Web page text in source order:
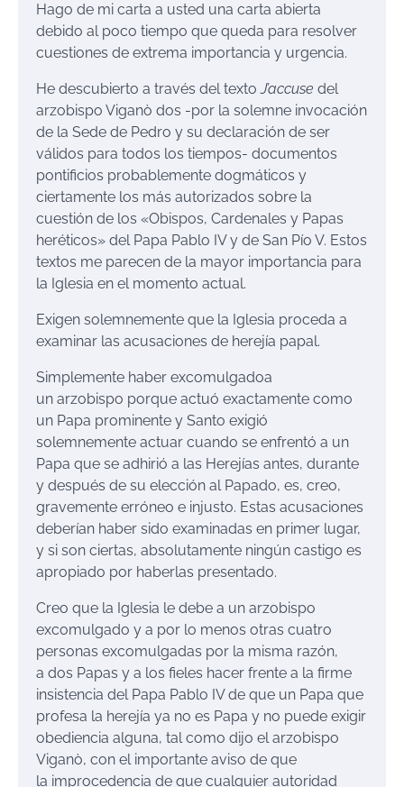
Hago de mi carta a usted una carta abierta
debido al poco tiempo que queda para resolver
cuestiones de extrema importancia y urgencia.
He descubierto a través del textoJ’accuse del
arzobispo Viganò dos -por la solemne invocación
de la Sede de Pedro y su declaración de ser
válidos para todos los tiempos- documentos
pontificios probablemente dogmáticos y
ciertamente los más autorizados sobre la
cuestión de los «Obispos, Cardenales y Papas
heréticos» del Papa Pablo IV y de San Pío V. Estos
textos me parecen de la mayor importancia para
la Iglesia en el momento actual.
Exigen solemnemente que la Iglesia proceda a
examinar las acusaciones de herejía papal.
Simplemente haber excomulgadoa
un arzobispo porque actuó exactamente como
un Papa prominente y Santo exigió
solemnemente actuar cuando se enfrentó a un
Papa que se adhirió a las Herejías antes, durante
y después de su elección al Papado, es, creo,
gravemente erróneo e injusto. Estas acusaciones
deberían haber sido examinadas en primer lugar,
y si son ciertas, absolutamente ningún castigo es
apropiado por haberlas presentado.
Creo que la Iglesia le debe a un arzobispo
excomulgado y a por lo menos otras cuatro
personas excomulgadas por la misma razón,
a dos Papas y a los fieles hacer frente a la firme
insistencia del Papa Pablo IV de que un Papa que
profesa la herejía ya no es Papa y no puede exigir
obediencia alguna, tal como dijo el arzobispo
Viganò, con el importante aviso de que
la improcedencia de que cualquier autoridad